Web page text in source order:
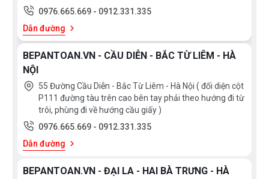
0976.665.669 - 0912.331.335
Dẫn đường
BEPANTOAN.VN - CẦU DIỄN - BẮC TỪ LIÊM - HÀ
NỘI
55 Đường Cầu Diễn - Bắc Từ Liêm - Hà Nội ( đối diện cột
P111 đường tàu trên cao bên tay phải theo hướng đi từ
trôi, phùng đi về hướng cầu giấy )
0976.665.669 - 0912.331.335
Dẫn đường
BEPANTOAN.VN - ĐẠI LA - HAI BÀ TRƯNG - HÀ